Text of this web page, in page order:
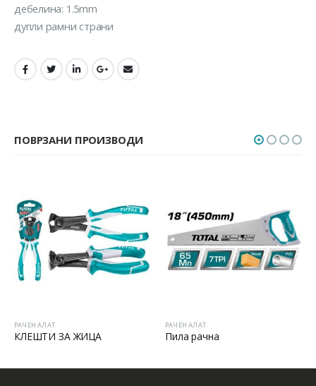
дебелина: 1.5mm
дупли рамни страни
ПОВРЗАНИ ПРОИЗВОДИ
РАЧЕН АЛАТ
КЛЕШТИ ЗА ЖИЦА
РАЧЕН АЛАТ
Пила рачна